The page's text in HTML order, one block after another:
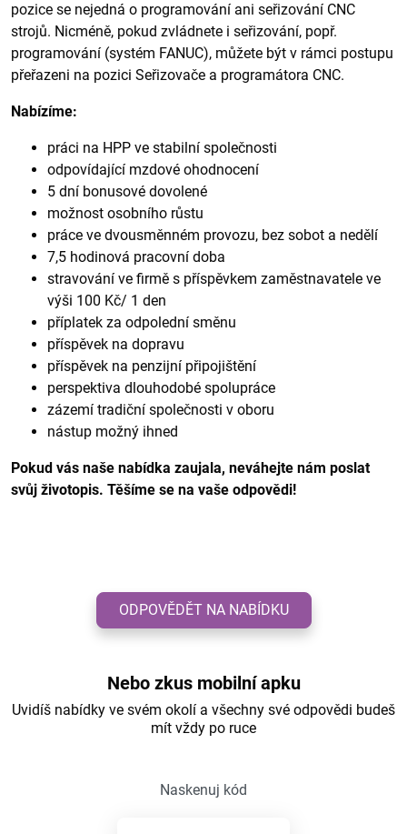
pozice se nejedná o programování ani seřizování CNC
strojů. Nicméně, pokud zvládnete i seřizování, popř.
programování (systém FANUC), můžete být v rámci postupu
přeřazeni na pozici Seřizovače a programátora CNC.
Nabízíme:
práci na HPP ve stabilní společnosti
odpovídající mzdové ohodnocení
5 dní bonusové dovolené
možnost osobního růstu
práce ve dvousměnném provozu, bez sobot a nedělí
7,5 hodinová pracovní doba
stravování ve firmě s příspěvkem zaměstnavatele ve
výši 100 Kč/ 1 den
příplatek za odpolední směnu
příspěvek na dopravu
příspěvek na penzijní připojištění
perspektiva dlouhodobé spolupráce
zázemí tradiční společnosti v oboru
nástup možný ihned
Pokud vás naše nabídka zaujala, neváhejte nám poslat
svůj životopis. Těšíme se na vaše odpovědi!
ODPOVĚDĚT NA NABÍDKU
Nebo zkus mobilní apku
Uvidíš nabídky ve svém okolí a všechny své odpovědi budeš
mít vždy po ruce
Naskenuj kód